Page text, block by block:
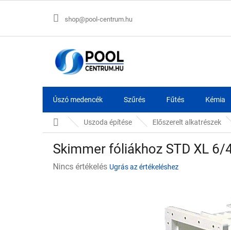
shop@pool-centrum.hu
Úszó medencék Szűrés Fűtés Kémia
KezdőlapUszoda építése Előszerelt alkatrészek
Skimmer fóliákhoz STD XL
ANincs értékelés Ugrás az értékeléshez